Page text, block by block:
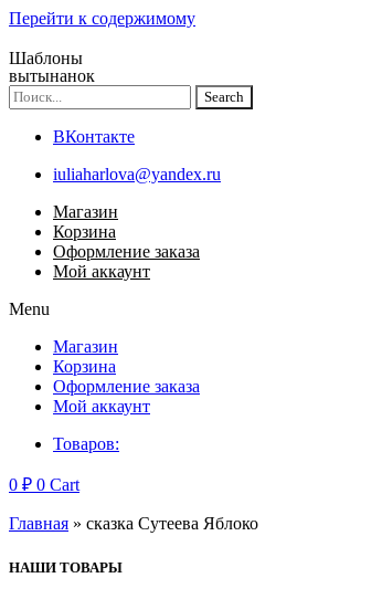
Перейти к содержимому
Шаблоны
вытынанок
Search
ВКонтакте
iuliaharlova@yandex.ru
Магазин
Корзина
Оформление заказа
Мой аккаунт
Menu
Магазин
Корзина
Оформление заказа
Мой аккаунт
Товаров:
0 ₽ 0 Cart
Главная » сказка Сутеева Яблоко
НАШИ ТОВАРЫ